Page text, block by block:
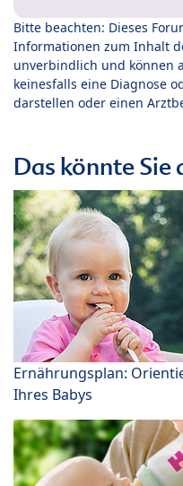
Bitte beachten: Dieses
Informationen zum Inhalt
unverbindlich und können
keinesfalls eine Diagnose
darstellen oder einen
Das könnte Sie
Ernährungsplan:
Ihres Babys